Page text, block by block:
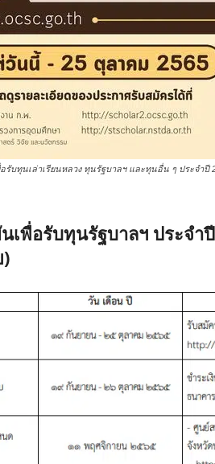
บทุนเล่าเรียนหลวง ทุนรัฐบาลฯ และทุนอื่น ๆ ประจำ
เพื่อรับทุนรัฐบาลฯ ประจ